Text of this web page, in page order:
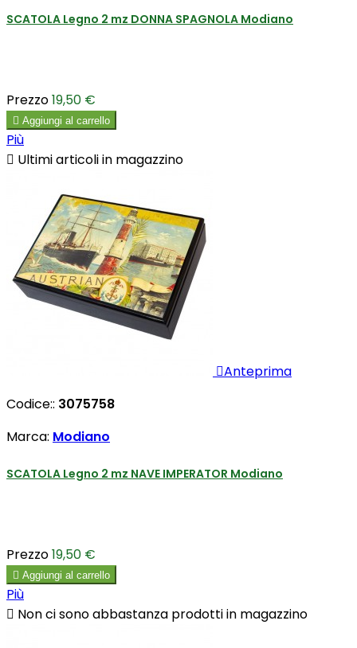
SCATOLA Legno 2 mz DONNA SPAGNOLA Modiano
Prezzo19,50 €
 Aggiungi al carrello
Più
 Ultimi articoli in magazzino
Anteprima
Codice:: 3075758
Marca: Modiano
SCATOLA Legno 2 mz NAVE IMPERATOR Modiano
Prezzo19,50 €
 Aggiungi al carrello
Più
 Non ci sono abbastanza prodotti in magazzino